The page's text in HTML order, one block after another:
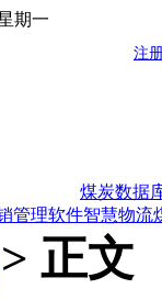
期一
煤炭数据
管理软件智慧物流
正文